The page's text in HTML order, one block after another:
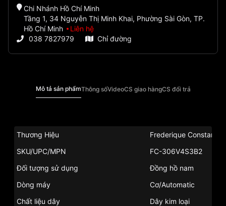
Chi Nhánh Hồ Chí Minh
Tầng 1, 34 Nguyễn Thị Minh Khai, Phường Sài Gòn, TP.
Hồ Chí Minh
Liên hệ
038 7827979
Chỉ đường
Mô tả sản phẩmThông sốVideoCS giao hàngCS đổi trả
Thương Hiệu
Frederique Constant
SKU/UPC/MPN
FC-306V4S3B2
Đối tượng sử dụng
Đồng hồ nam
Dòng máy
Cơ/Automatic
Chất liệu dây
Dây kim loại